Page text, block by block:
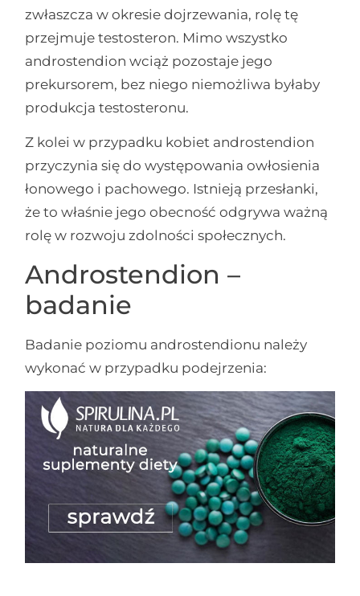
zwłaszcza w okresie dojrzewania, rolę tę
przejmuje testosteron. Mimo wszystko
androstendion wciąż pozostaje jego
prekursorem, bez niego niemożliwa byłaby
produkcja testosteronu.
Z kolei w przypadku kobiet androstendion
przyczynia się do występowania owłosienia
łonowego i pachowego. Istnieją przesłanki,
że to właśnie jego obecność odgrywa ważną
rolę w rozwoju zdolności społecznych.
Androstendion –
badanie
Badanie poziomu androstendionu należy
wykonać w przypadku podejrzenia: